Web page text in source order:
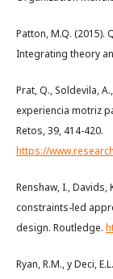
Patton, M.Q. (2015).
Integrating theory
Prat, Q., Soldevila,
experiencia motriz
Retos, 39, 414-420.
https://
Renshaw, I., Davids,
constraints-led
design. Routledge.
Ryan, R.M., y Deci,